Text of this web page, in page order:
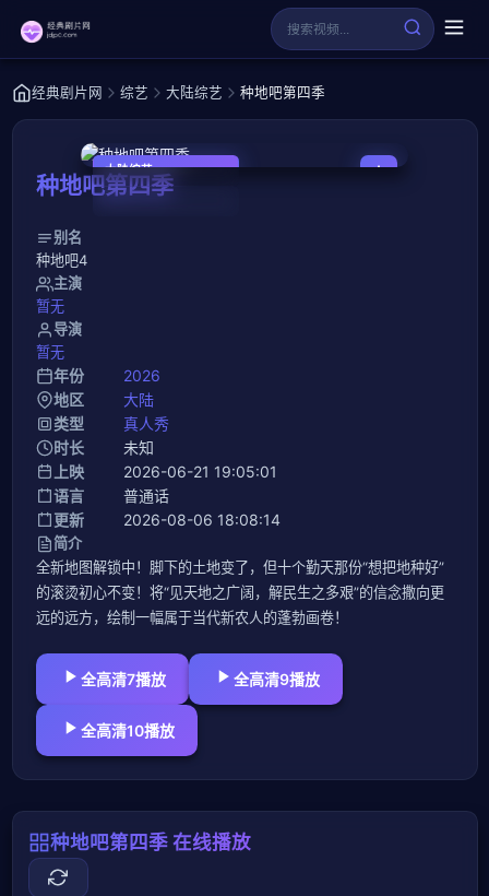
经典剧片网 综艺 大陆综艺 种地吧第四季
大陆综艺
更新至20260806期下
种地吧第四季
别名
种地吧4
主演
暂无
导演
暂无
年份
2026
地区
大陆
类型
真人秀
时长
未知
上映
2026-06-21 19:05:01
语言
普通话
更新
2026-08-06 18:08:14
简介
全新地图解锁中！脚下的土地变了，但十个勤天那份“想把地种好”
的滚烫初心不变！将“见天地之广阔，解民生之多艰”的信念撒向更
远的远方，绘制一幅属于当代新农人的蓬勃画卷！
全高清7播放 全高清9播放
全高清10播放
种地吧第四季 在线播放